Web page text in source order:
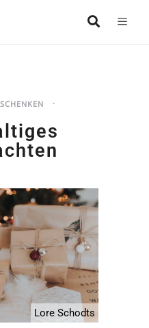
SCHENKEN
Lore Schodts